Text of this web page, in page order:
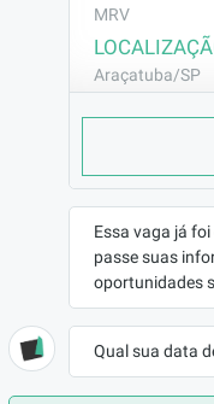
MRV
Araçatuba/SP
CONTRATO
R$2239,60
VAGA
Não
Construção Civil
BENEFÍCIOS
Essa vaga já
passe suas
oportunidades
Qual sua data